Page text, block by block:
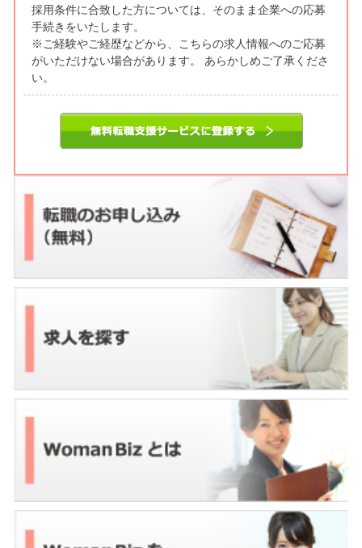
採用条件に合致した方については、そのまま企業への応募
手続きをいたします。
※ご経験やご経歴などから、こちらの求人情報へのご応募
がいただけない場合があります。 あらかしめご了承くださ
い。